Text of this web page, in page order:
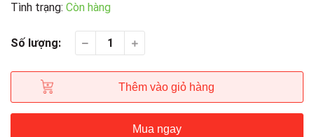
Tình trạng: Còn hàng
Số lượng:
Thêm vào giỏ hàng
Mua ngay